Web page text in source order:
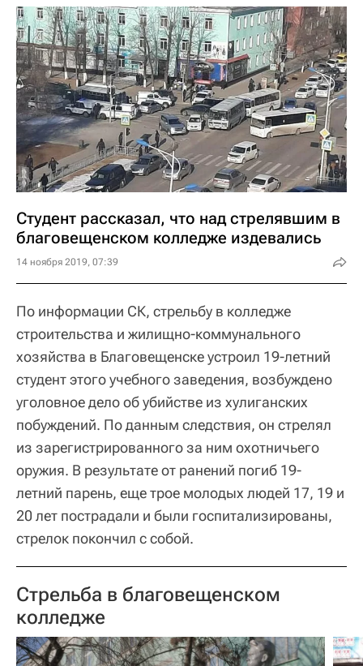
Студент рассказал, что над стрелявшим в
благовещенском колледже издевались
14 ноября 2019, 07:39
По информации СК, стрельбу в колледже
строительства и жилищно-коммунального
хозяйства в Благовещенске устроил 19-летний
студент этого учебного заведения, возбуждено
уголовное дело об убийстве из хулиганских
побуждений. По данным следствия, он стрелял
из зарегистрированного за ним охотничьего
оружия. В результате от ранений погиб 19-
летний парень, еще трое молодых людей 17, 19 и
20 лет пострадали и были госпитализированы,
стрелок покончил с собой.
Стрельба в благовещенском
колледже